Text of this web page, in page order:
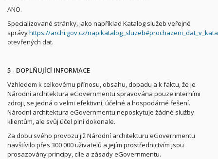
ANO.
Specializované stránky, jako například Katalog služeb veřejné
správyhttps://archi.gov.cz/
otevřených dat.
5 - DOPLŇUJÍCÍ INFORMACE
Vzhledem k celkovému přínosu, obsahu, dopadu a k faktu, že je
Národní architektura eGovernmentu spravována pouze interními
zdroji, se jedná o velmi efektivní, účelné a hospodárné řešení.
Národní architektura eGovernmentu neposkytuje žádné služby
klientům, ale svůj účel plní dokonale.
Za dobu svého provozu již Národní architekturu eGovernmentu
navštívilo přes 300 000 uživatelů a jejím prostřednictvím jsou
prosazovány principy, cíle a zásady eGovernmentu.